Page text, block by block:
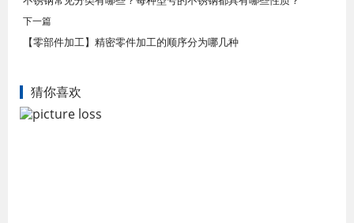
下一篇
【零部件加工】精密零件加工的顺序分为哪几种
猜你喜欢